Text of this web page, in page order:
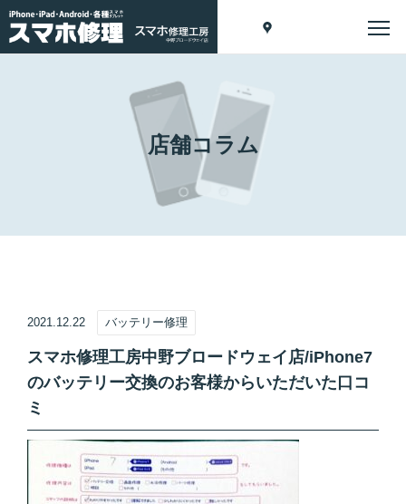
店舗コラム
2021.12.22 バッテリー修理
スマホ修理工房中野ブロードウェイ店/iPhone7
のバッテリー交換のお客様からいただいた口コ
ミ